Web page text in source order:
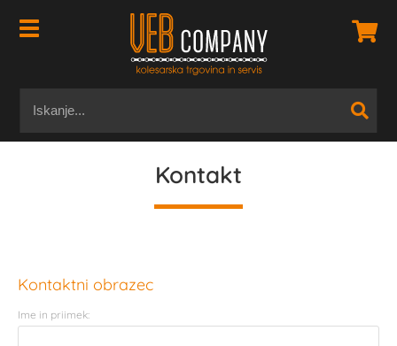
Kontakt
Kontaktni obrazec
Ime in priimek: